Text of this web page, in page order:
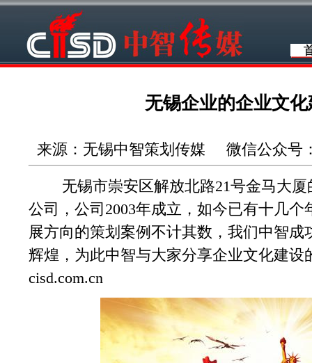
无锡企业的企业文
来源：无锡中智策划传媒 微信公众号
无锡市崇安区解放北路21号金马大厦
公司，公司2003年成立，如今已有十几
展方向的策划案例不计其数，我们中智
辉煌，为此中智与大家分享企业文化建设
cisd.com.cn